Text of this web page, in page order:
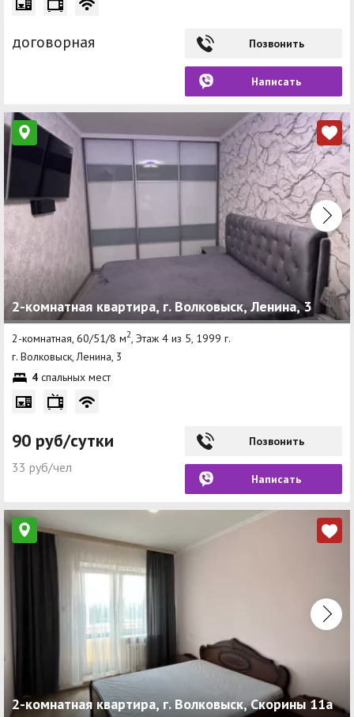
договорная Позвонить
Написать
2-комнатная квартира, г. Волковыск, Ленина, 3
2-комнатная, 60/51/8 м2 , Этаж 4 из 5, 1999 г.
г. Волковыск, Ленина, 3
4 спальных мест
90 руб/сутки
33 руб/чел
Позвонить
Написать
2-комнатная квартира, г. Волковыск, Скорины 11а